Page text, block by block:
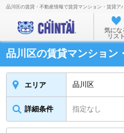
お
品川区の賃貸・不動産情報で賃貸マンション・賃貸ア
気にな
リスト
品川区の賃貸マンション
エリア 品川区
詳細条件 指定なし